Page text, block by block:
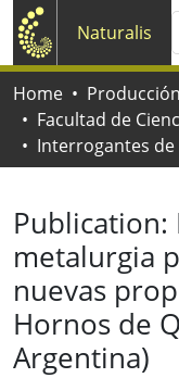
Naturalis
Home
Publication:
metalurgia
nuevas
Hornos de
Argentina)